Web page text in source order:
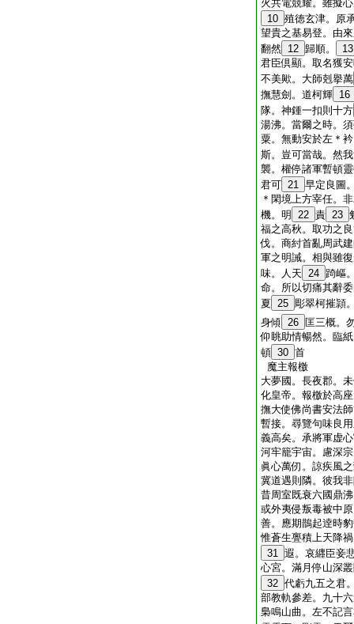
火共電競耀。雖擬
10 殖徳玄津。原
望貴之基易登。由
翻然 12 歸順。
13
君臣倶顯。取名獲
不美歟。大師剋擧萬
撫慧劍。道柯輝 16
隊。神鍾一扣則十方
湯沸。當爾之時。
粟。無動安於左＊
斯。豈可當哉。然
襲。權停諸軍暫頓
君可 21 早定良圖
＊閑境上方宰任。
機。明
22 責 23
福之高秋。取功之
伐。商紂首亂周武
軍之明誡。相與雖
味。人天 24 踦嶇
命。所以切痛其辭
夏 25 彫翠柯摧頴
身傾 26 匡三概。
仰眺助情暢然。臨
頓 30 首
魔主報檄
大夢國。長夜郡。
化皇帝。報檄於高
撫大使佛尚書安法
暫接。尋覽句味良
義高矣。承將軍虚
河牢籠宇宙。慮深
眞心萬仞。諒疾風
冀道遇則隣。彼我
昔周室既衰六國鼎
或外夷侵叛毒被中
善。應期鵲起逹時
惟蒼生亹積上天降
31 遐。哀纒臣妾
心宮。滿月停山深
32 代虧九五之君
部教軌參差。九十
梟鳴山曲。左不記